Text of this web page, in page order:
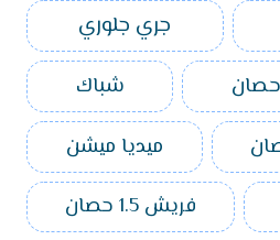
جري جلوري
شباك
ميديا ميشن
فريش 1.5 حصان